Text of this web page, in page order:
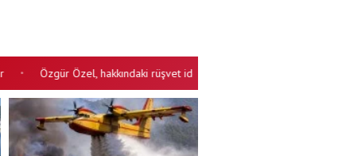
Özgür Özel, hakkındaki rüşvet iddialarına cevap verdi: Lanet olsun..!